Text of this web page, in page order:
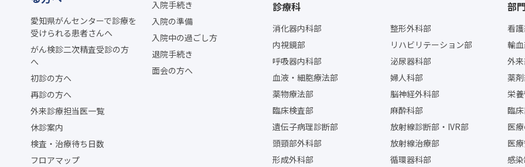
愛知県がんセンターで診療を
受けられる患者さんへ
がん検診二次精査受診の方
へ
初診の方へ
再診の方へ
外来診療担当医一覧
休診案内
検査・治療待ち日数
フロアマップ
入院手続き
入院の準備
入院中の過ごし方
退院手続き
面会の方へ
診療科
消化器内科部
内視鏡部
呼吸器内科部
血液・細胞療法部
薬物療法部
臨床検査部
遺伝子病理診断部
頭頸部外科部
形成外科部
整形外科部
リハビリテーション部
泌尿器科部
婦人科部
脳神経外科部
麻酔科部
放射線診断部・IVR部
放射線治療部
循環器科部
部
看
輸
外
薬
栄
臨
医
医
感